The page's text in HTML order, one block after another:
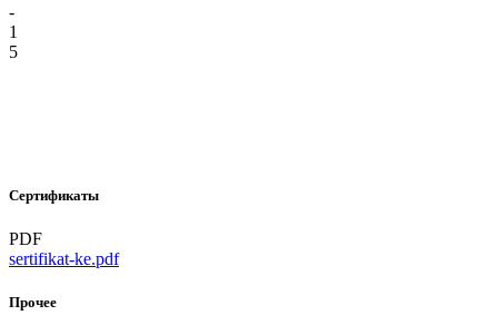
-
1
5
Сертификаты
PDF
sertifikat-ke.pdf
Прочее